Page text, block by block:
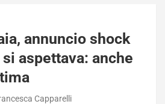
annuncio shock
aspettava: anche
Capparelli